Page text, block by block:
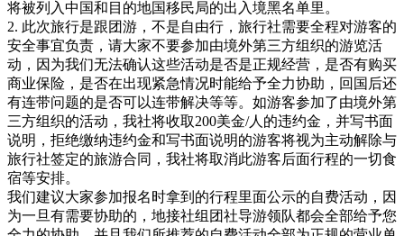
将被列入中国和目的地国移民局的出入境黑名单里。
2. 此次旅行是跟团游，不是自由行，旅行社需要全程对游客的
安全事宜负责，请大家不要参加由境外第三方组织的游览活
动，因为我们无法确认这些活动是否是正规经营，是否有购买
商业保险，是否在出现紧急情况时能给予全力协助，回国后还
有连带问题的是否可以连带解决等等。如游客参加了由境外第
三方组织的活动，我社将收取200美金/人的违约金，并写书面
说明，拒绝缴纳违约金和写书面说明的游客将视为主动解除与
旅行社签定的旅游合同，我社将取消此游客后面行程的一切食
宿等安排。
我们建议大家参加报名时拿到的行程里面公示的自费活动，因
为一旦有需要协助的，地接社组团社导游领队都会全部给予您